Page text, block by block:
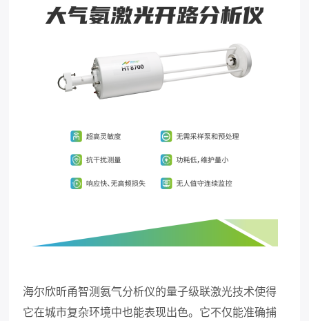
海尔欣昕甬智测氨气分析仪的量子级联激光技术使得
它在城市复杂环境中也能表现出色。它不仅能准确捕